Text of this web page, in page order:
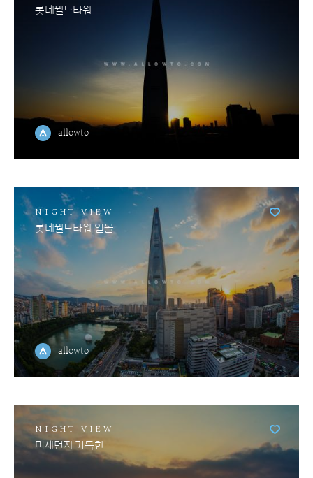
롯데월드타워
allowto
NIGHT VIEW
롯데월드타워 일몰
allowto
NIGHT VIEW
미세먼지 가득한